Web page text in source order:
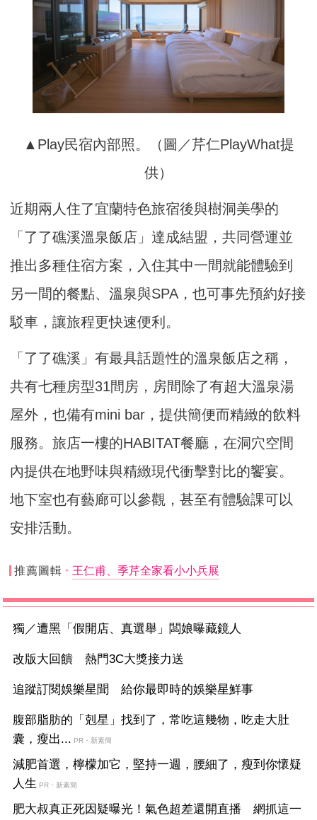
▲Play民宿內部照。（圖／芹仁PlayWhat提
供）
近期兩人住了宜蘭特色旅宿後與樹洞美學的
「了了礁溪溫泉飯店」達成結盟，共同營運並
推出多種住宿方案，入住其中一間就能體驗到
另一間的餐點、溫泉與SPA，也可事先預約好接
駁車，讓旅程更快速便利。
「了了礁溪」有最具話題性的溫泉飯店之稱，
共有七種房型31間房，房間除了有超大溫泉湯
屋外，也備有mini bar，提供簡便而精緻的飲料
服務。旅店一樓的HABITAT餐廳，在洞穴空間
內提供在地野味與精緻現代衝擊對比的饗宴。
地下室也有藝廊可以參觀，甚至有體驗課可以
安排活動。
推薦圖輯 王仁甫、季芹全家看小小兵展
獨／遭黑「假開店、真選舉」闆娘曝藏鏡人
改版大回饋 熱門3C大獎接力送
追蹤訂閱娛樂星聞 給你最即時的娛樂星鮮事
腹部脂肪的「剋星」找到了，常吃這幾物，吃走大肚
囊，瘦出... PR・新素簡
減肥首選，檸檬加它，堅持一週，腰細了，瘦到你懷疑
人生 PR・新素簡
肥大叔真正死因疑曝光！氣色超差還開直播 網抓這一